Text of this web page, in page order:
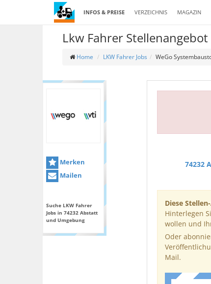
INFOS & PREISE VERZEICHNIS MAGAZIN
Lkw Fahrer
Home LKW Fahrer Jobs WeGo
Merken
Mailen
Suche LKW Fahrer
Jobs in 74232 Abstatt
und Umgebung
74232
Diese
Hinterlegen
wollen und
Oder
Mail.